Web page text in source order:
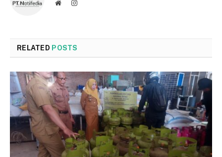
WebsiteInstagram
RELATED POSTS